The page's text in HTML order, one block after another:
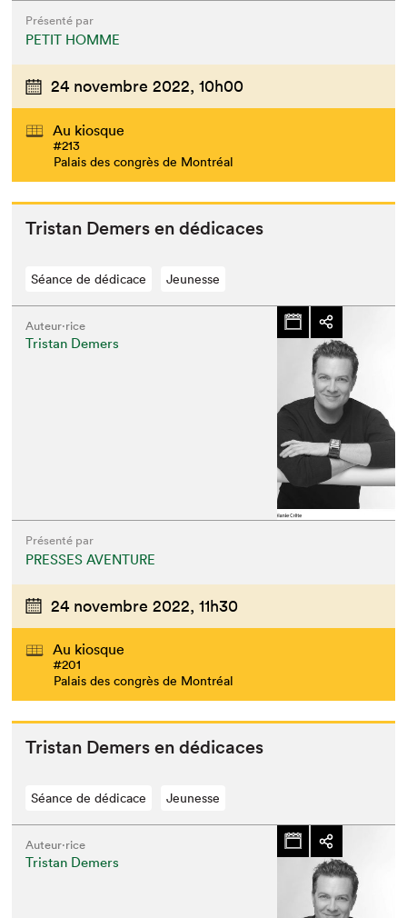
Présenté par
PETIT HOMME
24 novembre 2022, 10h00
Au kiosque
#213
Palais des congrès de Montréal
Tris­tan Demers en dédicaces
Séance de dédicace Jeunesse
Auteur·rice
Tristan Demers
Présenté par
PRESSES AVENTURE
24 novembre 2022, 11h30
Au kiosque
#201
Palais des congrès de Montréal
Tris­tan Demers en dédicaces
Séance de dédicace Jeunesse
Auteur·rice
Tristan Demers